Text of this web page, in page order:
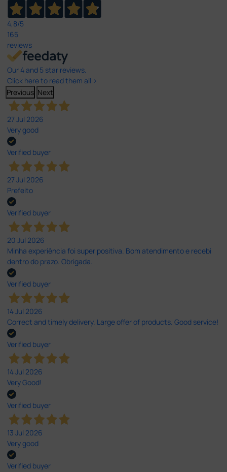
4,8/5
165
reviews
Our 4 and 5 star reviews.
Click here to read them all >
Previous Next
27 Jul 2026
Very good
Verified buyer
27 Jul 2026
Prefeito
Verified buyer
20 Jul 2026
Minha experiência foi super positiva. Bom atendimento e recebi
dentro do prazo. Obrigada.
Verified buyer
14 Jul 2026
Correct and timely delivery. Large offer of products. Good service!
Verified buyer
14 Jul 2026
Very Good!
Verified buyer
13 Jul 2026
Very good
Verified buyer